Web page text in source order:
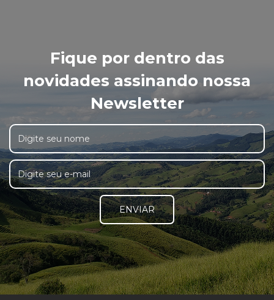
Fique por dentro das
novidades assinando nossa
Newsletter
ENVIAR